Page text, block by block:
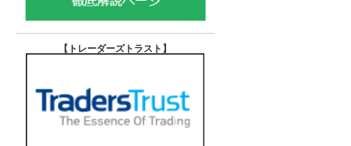
【トレーダーズトラスト 】